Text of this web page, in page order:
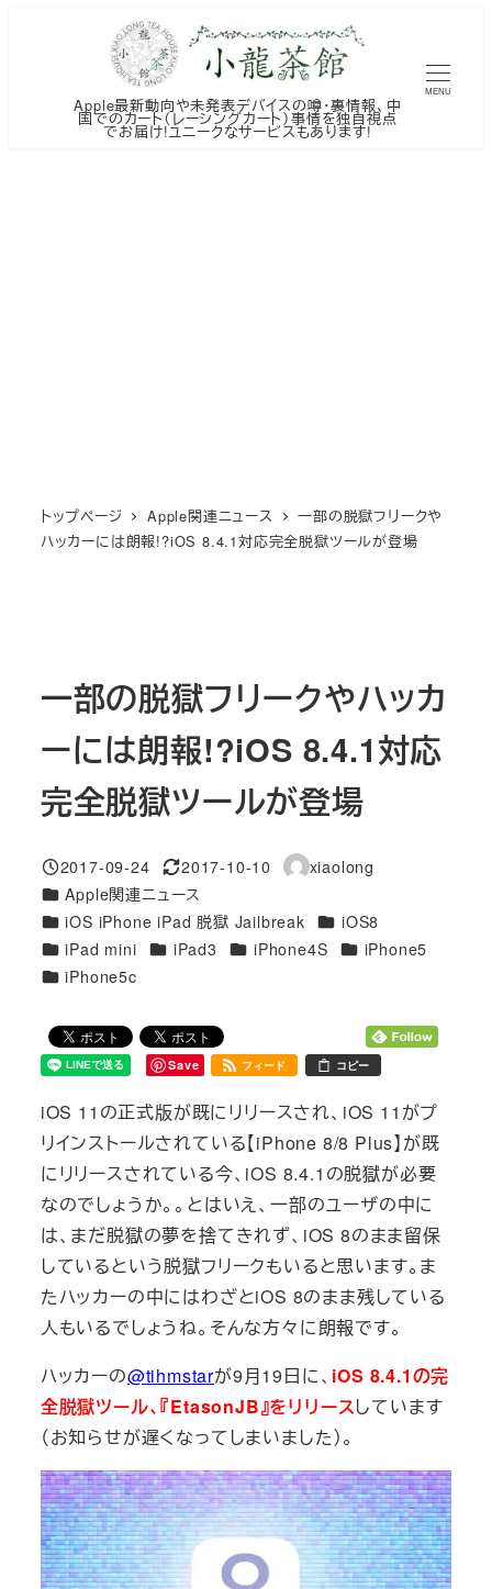
Apple最新動向や未発表デバイスの噂・裏情報、中
国でのカート（レーシングカート）事情を独自視点
でお届け!ユニークなサービスもあります!
MENU
トップページ Apple関連ニュース
一部の脱獄フリークや
ハッカーには朗報!?iOS 8.4.1対応完全脱獄ツールが登場
一部の脱獄フリークやハッカ
ーには朗報!?iOS 8.4.1対応
完全脱獄ツールが登場
投稿日
2017-09-24
更新日
2017-10-10
著
xiaolong
カテゴリー
Apple関連ニュース
カテゴリー
iOS iPhone iPad 脱獄 Jailbreak カテゴリー
iOS8
カテゴリー
iPad mini カテゴリー
iPad3 カテゴリー
iPhone4S カテゴリー
iPhone5
カテゴリー
iPhone5c
Save フィード コピー
iOS 11の正式版が既にリリースされ、iOS 11がプ
リインストールされている【iPhone 8/8 Plus】が既
にリリースされている今、iOS 8.4.1の脱獄が必要
なのでしょうか。。とはいえ、一部のユーザの中に
は、まだ脱獄の夢を捨てきれず、iOS 8のまま留保
しているという脱獄フリークもいると思います。ま
たハッカーの中にはわざとiOS 8のまま残している
人もいるでしょうね。そんな方々に朗報です。
ハッカーの@tihmstarが9月19日に、 iOS 8.4.1の完
全脱獄ツール、『EtasonJB』をリリースしています
（お知らせが遅くなってしまいました）。